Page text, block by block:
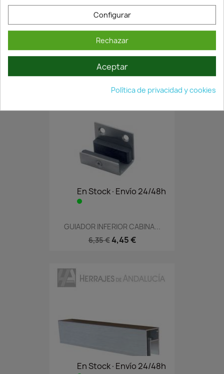
En Stock·Envío 24/48h
PERFIL U PARA CABINA...
21,10 €14,77 €
En Stock·Envío 24/48h
GUIADOR INFERIOR CABINA...
6,35 € 4,45 €
En Stock·Envío 24/48h
Configurar
Rechazar
Aceptar
Política de privacidad y cookies